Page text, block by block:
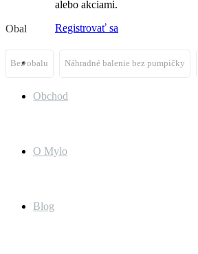
alebo akciami.
Registrovať sa
Obchod
O Mylo
Blog
Obal
Bez obalu Náhradné balenie bez pumpičky